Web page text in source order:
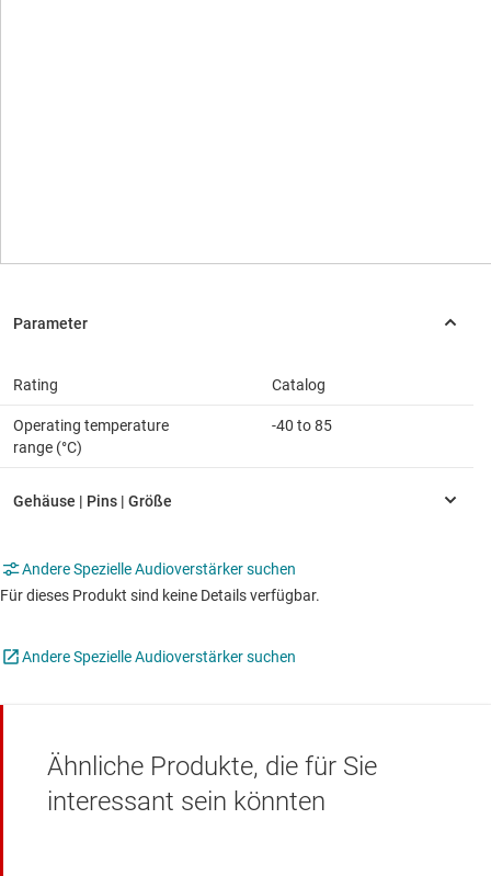
Rating Catalog
Operating temperature
range (°C)
-40 to 85
Andere Spezielle Audioverstärker suchen
Für dieses Produkt sind keine Details verfügbar.
Andere Spezielle Audioverstärker suchen
Ähnliche Produkte, die für Sie
interessant sein könnten